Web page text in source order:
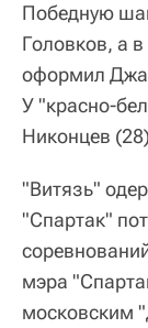
Победную
Головков, а
оформил
У "красно-
Никонцев
"Витязь"
"Спартак"
мэра
московским